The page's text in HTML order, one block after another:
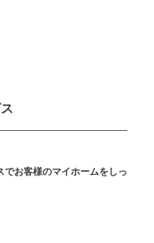
お客様のマイホームをしっ